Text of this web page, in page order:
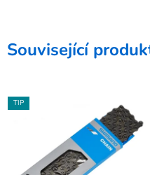
Související
TIP